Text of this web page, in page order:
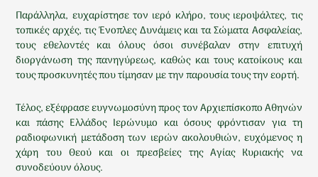
Παράλληλα, ευχαρίστησε τον ιερό κλήρο, τους ιεροψάλτες, τις
τοπικές αρχές, τις Ένοπλες Δυνάμεις και τα Σώματα Ασφαλείας,
τους εθελοντές και όλους όσοι συνέβαλαν στην επιτυχή
διοργάνωση της πανηγύρεως, καθώς και τους κατοίκους και
τους προσκυνητές που τίμησαν με την παρουσία τους την εορτή.
Τέλος, εξέφρασε ευγνωμοσύνη προς τον Αρχιεπίσκοπο Αθηνών
και πάσης Ελλάδος Ιερώνυμο και όσους φρόντισαν για τη
ραδιοφωνική μετάδοση των ιερών ακολουθιών, ευχόμενος η
χάρη του Θεού και οι πρεσβείες της Αγίας Κυριακής να
συνοδεύουν όλους.